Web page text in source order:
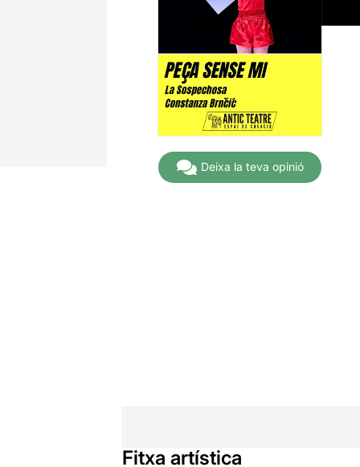
Deixa la teva opinió
Fitxa artística